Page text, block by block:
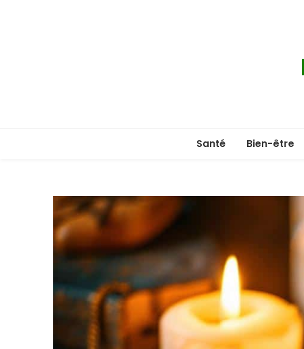
Santé Bien-être